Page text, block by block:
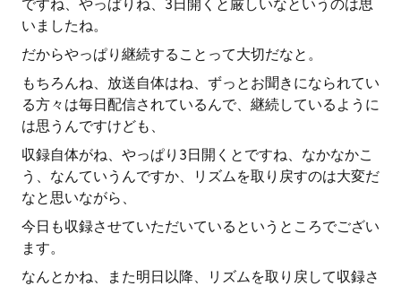
ですね、やっぱりね、3日開くと厳しいなというのは思
いましたね。
だからやっぱり継続することって大切だなと。
もちろんね、放送自体はね、ずっとお聞きになられてい
る方々は毎日配信されているんで、継続しているように
は思うんですけども、
収録自体がね、やっぱり3日開くとですね、なかなかこ
う、なんていうんですか、リズムを取り戻すのは大変だ
なと思いながら、
今日も収録させていただいているというところでござい
ます。
なんとかね、また明日以降、リズムを取り戻して収録さ